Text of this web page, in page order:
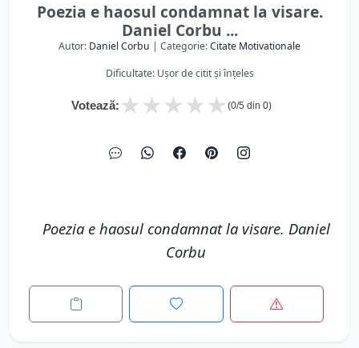
Poezia e haosul condamnat la visare.
Daniel Corbu ...
Autor: Daniel Corbu | Categorie:Citate Motivationale
Dificultate: Ușor de citit și înțeles
Votează: ★
★
★
★
★ (0/5 din 0)
Poezia e haosul condamnat la visare. Daniel
Corbu